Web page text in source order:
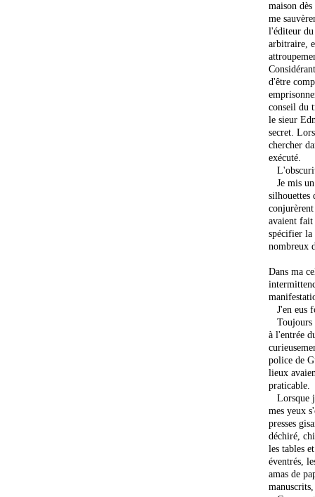
maison
me
l'éditeur
arbitraire,
d'être
conseil du
le sieur
secret.
chercher
exécuté.
Je mis un
silhouettes
avaient fait
spécifier la
nombreux
Dans ma
J'en eus
Toujours
à l'entrée
police de
lieux
praticable.
Lorsque
mes yeux
presses
déchiré,
les tables
éventrés,
amas de